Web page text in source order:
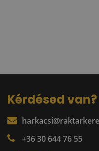
Kérdésed van?
+36 30 644 76 55